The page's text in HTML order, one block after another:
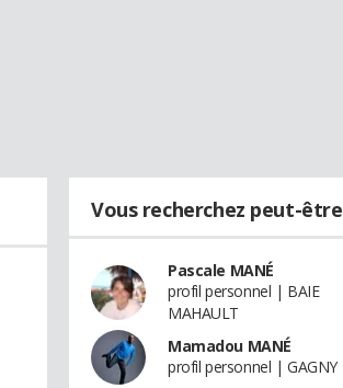
Vous recherchez peut-être
Pascale MANÉ
profil personnel | BAIE
MAHAULT
Mamadou MANÉ
profil personnel | GAGNY